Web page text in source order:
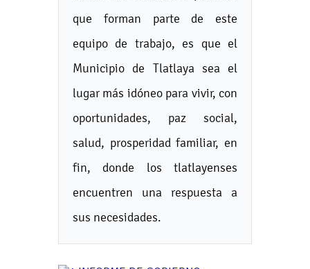
que forman parte de este
equipo de trabajo, es que el
Municipio de Tlatlaya sea el
lugar más idóneo para vivir, con
oportunidades, paz social,
salud, prosperidad familiar, en
fin, donde los tlatlayenses
encuentren una respuesta a
sus necesidades.